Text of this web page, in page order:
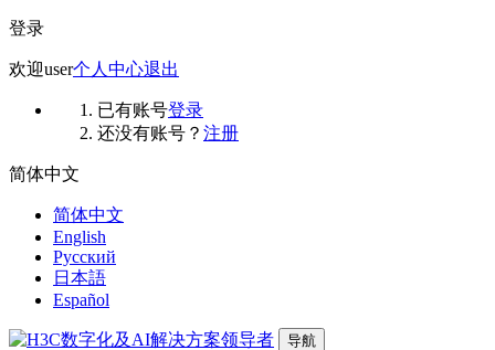
登录
欢迎user个人中心退出
已有账号登录
还没有账号？ 注册
简体中文
简体中文
English
Русский
日本語
Español
导航